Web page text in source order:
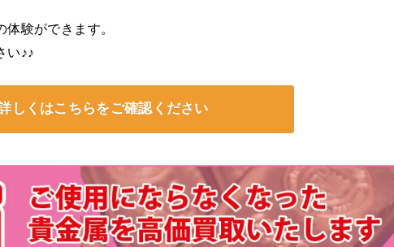
験ができます。
い♪♪
しくはこちらをご確認ください